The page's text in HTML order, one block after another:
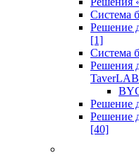
Система
Решение
[1]
Система
Решения
TaverLAB
Решение
Решение
[40]